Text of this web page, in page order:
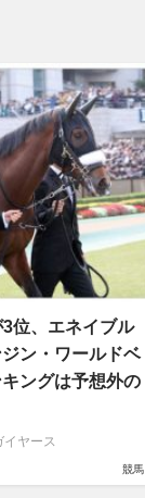
位、エネイブル
ン・ワールドベ
ングは予想外の
イヤース
競馬